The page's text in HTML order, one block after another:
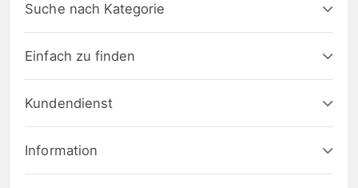
Suche nach Kategorie
Einfach zu finden
Kundendienst
Information